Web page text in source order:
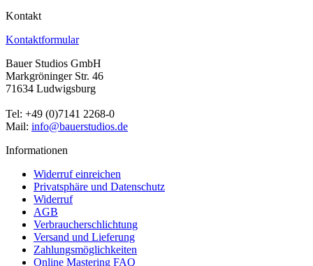
Kontakt
Kontaktformular
Bauer Studios GmbH
Markgröninger Str. 46
71634 Ludwigsburg
Tel: +49 (0)7141 2268-0
Mail: info@bauerstudios.de
Informationen
Widerruf einreichen
Privatsphäre und Datenschutz
Widerruf
AGB
Verbraucherschlichtung
Versand und Lieferung
Zahlungsmöglichkeiten
Online Mastering FAQ